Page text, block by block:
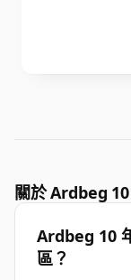
關於 Ardbeg
Ardbeg 10
區？